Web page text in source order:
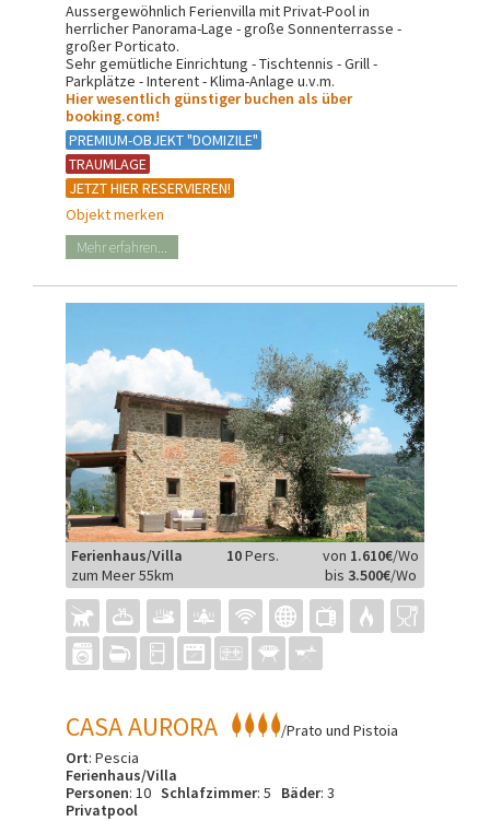
Aussergewöhnlich Ferienvilla mit Privat-Pool in
herrlicher Panorama-Lage - große Sonnenterrasse -
großer Porticato.
Sehr gemütliche Einrichtung - Tischtennis - Grill -
Parkplätze - Interent - Klima-Anlage u.v.m.
Hier wesentlich günstiger buchen als über
booking.com!
PREMIUM-OBJEKT "DOMIZILE"
TRAUMLAGE
JETZT HIER RESERVIEREN!
Objekt merken
Mehr erfahren...
Ferienhaus/Villa 10Pers. von 1.610€/Wo
bis 3.500€/Wo
zum Meer 55km
CASA AURORA
/Prato und Pistoia
Ort: Pescia
Ferienhaus/Villa
Personen: 10 Schlafzimmer: 5 Bäder: 3
Privatpool